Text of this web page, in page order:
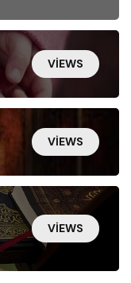
VIEWS
VIEWS
VIEWS